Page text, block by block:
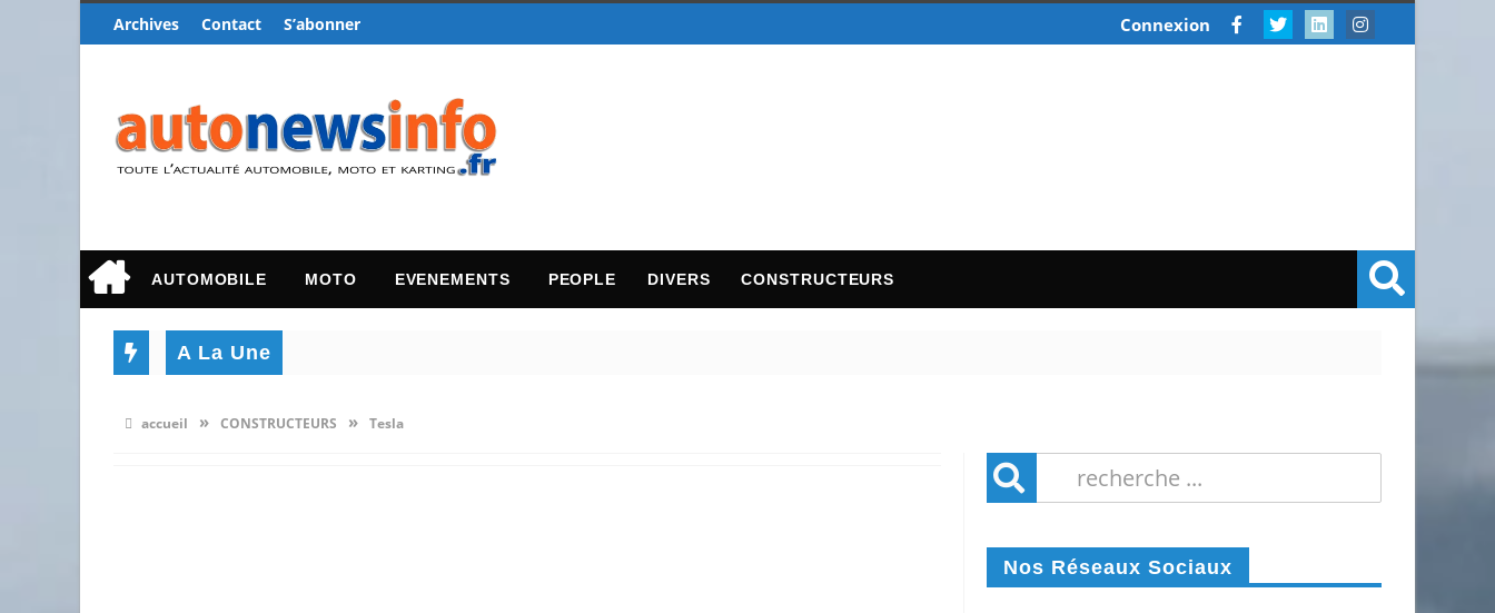
Archives Contact S’abonner Connexion
AUTOMOBILE MOTO EVENEMENTS PEOPLE DIVERS CONSTRUCTEURS
A La Une
accueil » CONSTRUCTEURS » Tesla
Nos Réseaux Sociaux